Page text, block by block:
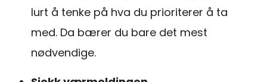
lurt å tenke på hva du prioriterer å ta
med. Da bærer du bare det mest
nødvendige.